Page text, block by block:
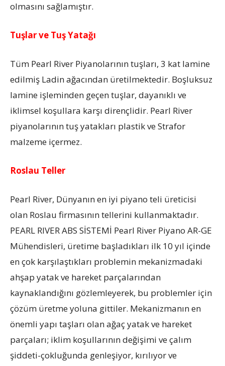
olmasını sağlamıştır.
Tuşlar ve Tuş Yatağı
Tüm Pearl River Piyanolarının tuşları, 3 kat lamine
edilmiş Ladin ağacından üretilmektedir. Boşluksuz
lamine işleminden geçen tuşlar, dayanıklı ve
iklimsel koşullara karşı dirençlidir. Pearl River
piyanolarının tuş yatakları plastik ve Strafor
malzeme içermez.
Roslau Teller
Pearl River, Dünyanın en iyi piyano teli üreticisi
olan Roslau firmasının tellerini kullanmaktadır.
PEARL RIVER ABS SİSTEMİ Pearl River Piyano AR-GE
Mühendisleri, üretime başladıkları ilk 10 yıl içinde
en çok karşılaştıkları problemin mekanizmadaki
ahşap yatak ve hareket parçalarından
kaynaklandığını gözlemleyerek, bu problemler için
çözüm üretme yoluna gittiler. Mekanizmanın en
önemli yapı taşları olan ağaç yatak ve hareket
parçaları; iklim koşullarının değişimi ve çalım
şiddeti-çokluğunda genleşiyor, kırılıyor ve